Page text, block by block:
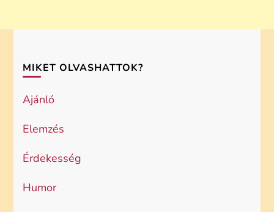
MIKET OLVASHATTOK?
Ajánló
Elemzés
Érdekesség
Humor